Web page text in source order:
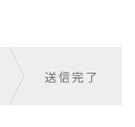
送信完了